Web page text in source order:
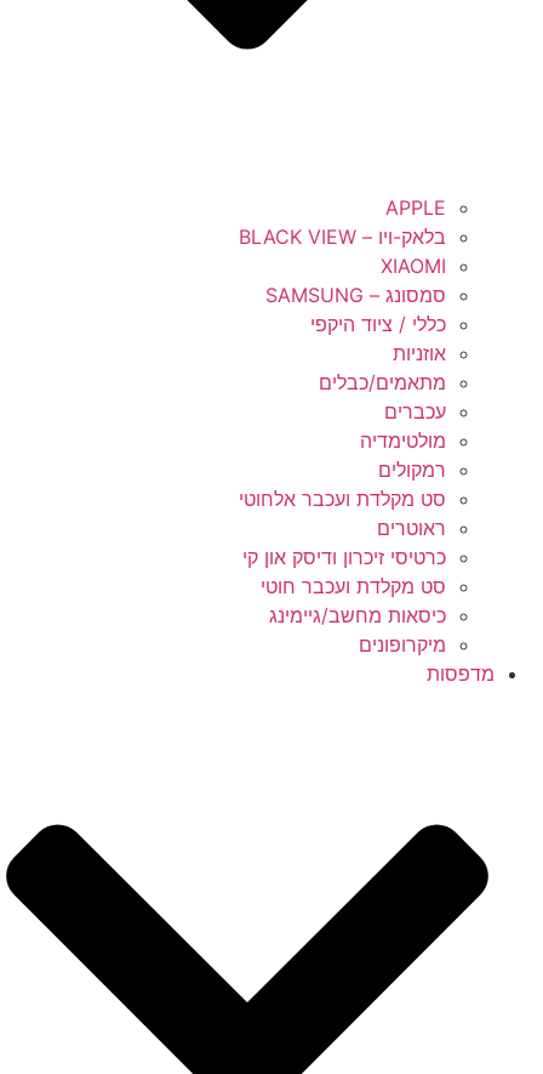
APPLE
בלאק-ויו – BLACK VIEW
XIAOMI
סמסונג – SAMSUNG
כללי / ציוד היקפי
אוזניות
מתאמים/כבלים
עכברים
מולטימדיה
רמקולים
סט מקלדת ועכבר אלחוטי
ראוטרים
כרטיסי זיכרון ודיסק און קי
סט מקלדת ועכבר חוטי
כיסאות מחשב/גיימינג
מיקרופונים
מדפסות